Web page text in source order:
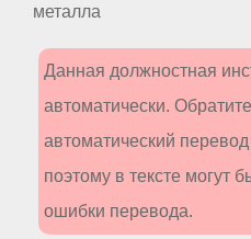
металла
Данная должностная
автоматически.
автоматический
поэтому в тексте могут
ошибки перевода.